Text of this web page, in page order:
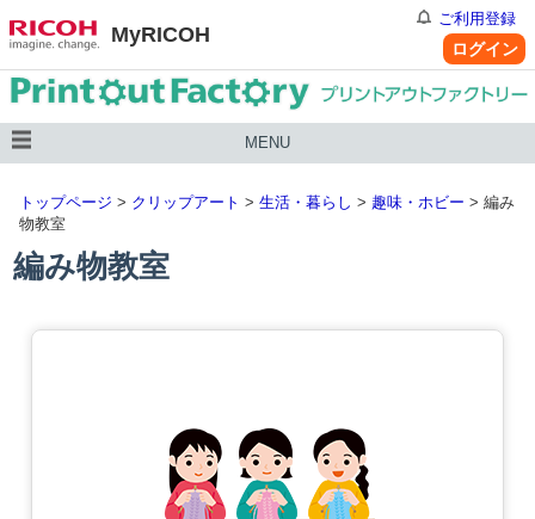
MyRICOH
ご利用登録
ログイン
MENU
トップページ > クリップアート > 生活・暮らし > 趣味・ホビー > 編み
物教室
編み物教室